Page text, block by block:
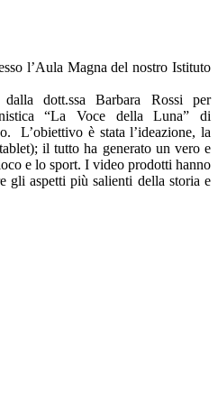
l’Aula Magna del nostro Istituto
dott.ssa Barbara Rossi per
“La Voce della Luna” di
L’obiettivo è stata l’ideazione, la
il tutto ha generato un vero e
e lo sport. I video prodotti hanno
gli aspetti più salienti della storia e